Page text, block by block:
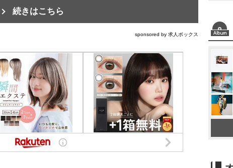
続きはこちら
sponsored by 求人ボックス